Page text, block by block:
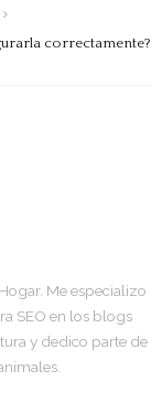
correctamente?
Me especializo
SEO en los blogs
y dedico parte de